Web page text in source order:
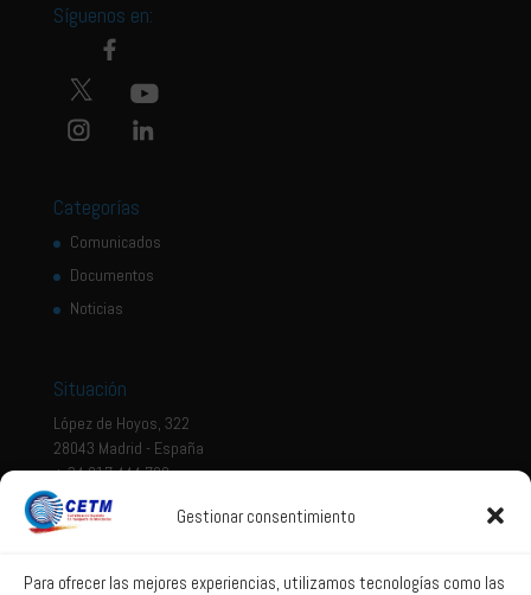
Gestionar consentimiento
Para ofrecer las mejores experiencias, utilizamos tecnologías como las
Síguenos en:
Categorías
Comunicados
Documentos
Noticias
Situación
López de Hoyos, 322
28043 Madrid - España
+ 34 917 444 700
Aviso legal